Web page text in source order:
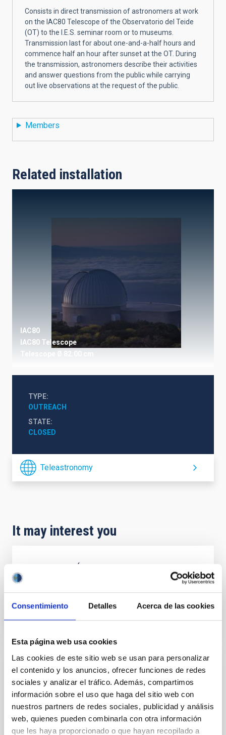
Consentimiento Detalles Acerca de las cookies
Esta página web usa cookies
Las cookies de este sitio web se usan para personalizar
el contenido y los anuncios, ofrecer funciones de redes
sociales y analizar el tráfico. Además, compartimos
información sobre el uso que haga del sitio web con
nuestros partners de redes sociales, publicidad y análisis
web, quienes pueden combinarla con otra información
que les haya proporcionado o que hayan recopilado a
Consists in direct transmission of astronomers at work
on the IAC80 Telescope of the Observatorio del Teide
(OT) to the I.E.S. seminar room or to museums.
Transmission last for about one-and-a-half hours and
commence half an hour after sunset at the OT. During
the transmission, astronomers describe their activities
and answer questions from the public while carrying
out live observations at the request of the public.
Members
Related installation
IAC80
IAC80 Telescope
Telescope Ø 82.00 cm
TYPE
OUTREACH
STATE
CLOSED
Teleastronomy
It may interest you
ASTRONOMÍA CIUDADANA
20 años de Astronomía en Canarias
(Only in Spanish) Inauguración de la exposición "20
años de Astronomía en La Palma" 12 Nov. 1999 Esta
Exposición, organizada por el Instituto de Astrofísica
de Canarias con la financiación de la Comisión
Interministerial de Ciencia y Tecnología y la